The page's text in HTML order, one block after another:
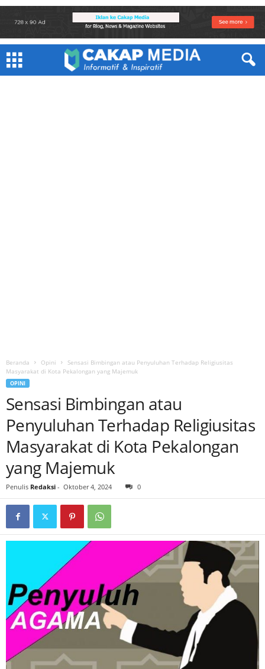
Beranda Opini
Sensasi Bimbingan atau Penyuluhan Terhadap Religiusitas
Masyarakat di Kota Pekalongan yang Majemuk
OPINI
Sensasi Bimbingan atau
Penyuluhan Terhadap Religiusitas
Masyarakat di Kota Pekalongan
yang Majemuk
Penulis Redaksi - Oktober 4, 2024 0